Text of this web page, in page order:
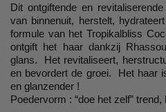
Dit ontgiftende en
van binnenuit, herstelt,
formule van het Tropikalbliss
ontgift het haar dankzij
glans. Het revitaliseert,
en bevordert de groei. Het haar
en glanzender !
Poedervorm : “doe het zelf” trend,